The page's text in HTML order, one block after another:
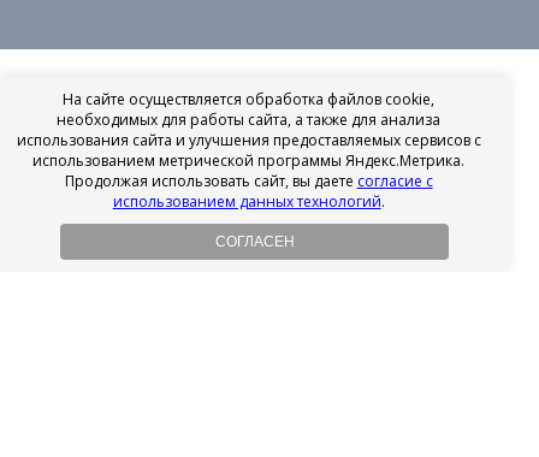
На сайте осуществляется обработка файлов cookie,
необходимых для работы сайта, а также для анализа
использования сайта и улучшения предоставляемых сервисов с
использованием метрической программы Яндекс.Метрика.
Продолжая использовать сайт, вы даете согласие с
использованием данных технологий.
СОГЛАСЕН